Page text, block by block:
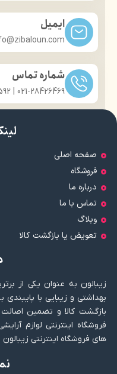
ایمیل
شماره تماس
021-28426469 | 031-33686592
صفحه اصلی
فروشگاه
درباره ما
تماس با ما
وبلاگ
تعویض یا بازگشت کالا
زیبالون به عنوان یکی از
بازگشت کالا و تضمین
فروشگاه اینترنتی لوازم
های فروشگاه اینترنتی